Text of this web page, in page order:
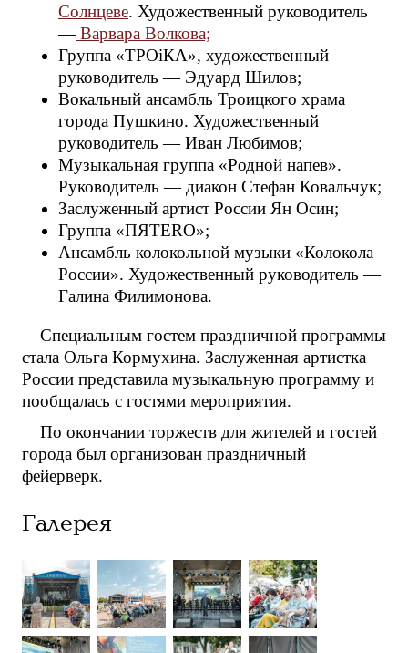
Солнцеве. Художественный руководитель
—Варвара Волкова;
Группа «ТРОiКА», художественный
руководитель — Эдуард Шилов;
Вокальный ансамбль Троицкого храма
города Пушкино. Художественный
руководитель — Иван Любимов;
Музыкальная группа «Родной напев».
Руководитель — диакон Стефан Ковальчук;
Заслуженный артист России Ян Осин;
Группа «ПЯТЕRО»;
Ансамбль колокольной музыки «Колокола
России». Художественный руководитель —
Галина Филимонова.
Специальным гостем праздничной программы
стала Ольга Кормухина. Заслуженная артистка
России представила музыкальную программу и
пообщалась с гостями мероприятия.
По окончании торжеств для жителей и гостей
города был организован праздничный
фейерверк.
Галерея